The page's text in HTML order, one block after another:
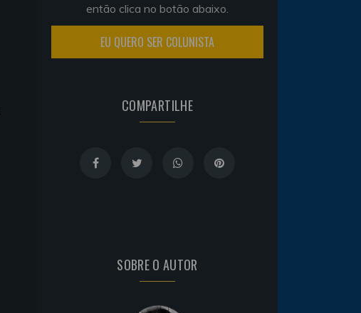
então clica no botão abaixo.
EU QUERO SER COLUNISTA
COMPARTILHE
SOBRE O AUTOR